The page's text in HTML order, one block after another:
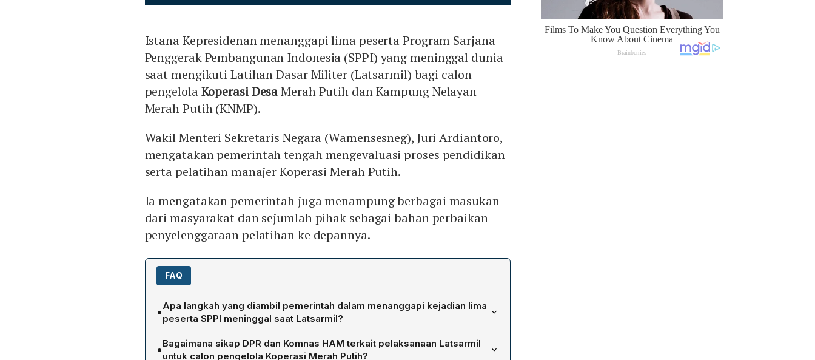
Istana Kepresidenan menanggapi lima peserta Program Sarjana
Penggerak Pembangunan Indonesia (SPPI) yang meninggal dunia
saat mengikuti Latihan Dasar Militer (Latsarmil) bagi calon
pengelolaKoperasi DesaMerah Putih dan Kampung Nelayan
Merah Putih (KNMP).
Wakil Menteri Sekretaris Negara (Wamensesneg), Juri Ardiantoro,
mengatakan pemerintah tengah mengevaluasi proses pendidikan
serta pelatihan manajer Koperasi Merah Putih.
Ia mengatakan pemerintah juga menampung berbagai masukan
dari masyarakat dan sejumlah pihak sebagai bahan perbaikan
penyelenggaraan pelatihan ke depannya.
FAQ
•Apa langkah yang diambil pemerintah dalam menanggapi kejadian lima
peserta SPPI meninggal saat Latsarmil?
Wakil Menteri Sekretaris Negara, Juri Ardiantoro, menyatakan pemerintah sedang
mengevaluasi proses pendidikan serta pelatihan manajer Koperasi Merah Putih.
•Bagaimana sikap DPR dan Komnas HAM terkait pelaksanaan Latsarmil
untuk calon pengelola Koperasi Merah Putih?